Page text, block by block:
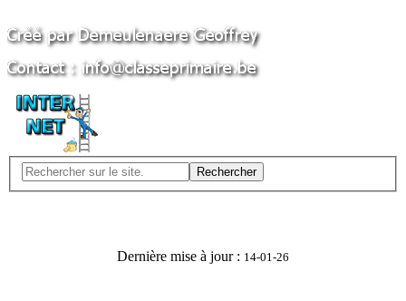
Rechercher
Dernière mise à jour : 14-01-26